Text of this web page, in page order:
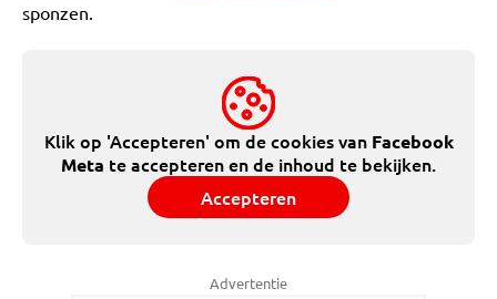
sponzen.
Klik op 'Accepteren' om de cookies van Facebook
Meta te accepteren en de inhoud te bekijken.
Accepteren
Advertentie